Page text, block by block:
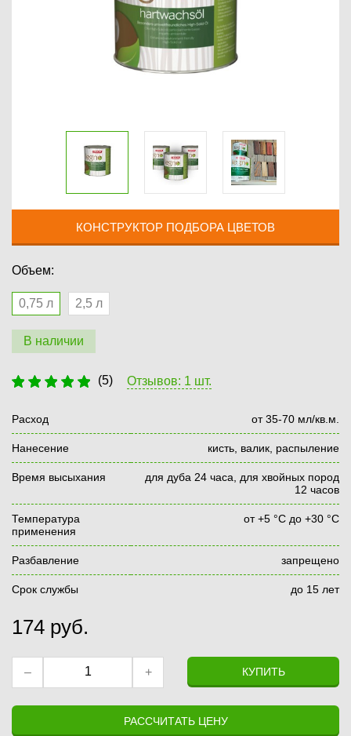
КОНСТРУКТОР ПОДБОРА ЦВЕТОВ
Объем:
0,75 л 2,5 л
В наличии
(5) Отзывов: 1 шт.
Расход от 35-70 мл/кв.м.
Нанесение кисть, валик, распыление
Время высыхания
для дуба 24 часа, для хвойных пород
12 часов
Температура
применения
от +5 °С до +30 °С
Разбавление запрещено
Срок службы до 15 лет
174 руб.
– + КУПИТЬ
РАССЧИТАТЬ ЦЕНУ